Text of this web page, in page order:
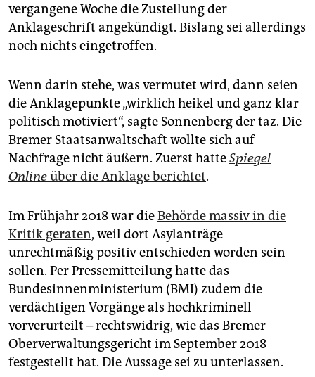
vergangene Woche die Zustellung der
Anklageschrift angekündigt. Bislang sei allerdings
noch nichts eingetroffen.
Wenn darin stehe, was vermutet wird, dann seien
die Anklagepunkte „wirklich heikel und ganz klar
politisch motiviert“, sagte Sonnenberg der taz. Die
Bremer Staatsanwaltschaft wollte sich auf
Nachfrage nicht äußern. Zuerst hatteSpiegel
Onlineüber die Anklage berichtet.
Im Frühjahr 2018 war dieBehörde massiv in die
Kritik geraten, weil dort Asylanträge
unrechtmäßig positiv entschieden worden sein
sollen. Per Pressemitteilung hatte das
Bundesinnenministerium (BMI) zudem die
verdächtigen Vorgänge als hochkriminell
vorverurteilt – rechtswidrig, wie das Bremer
Oberverwaltungsgericht im September 2018
festgestellt hat. Die Aussage sei zu unterlassen.